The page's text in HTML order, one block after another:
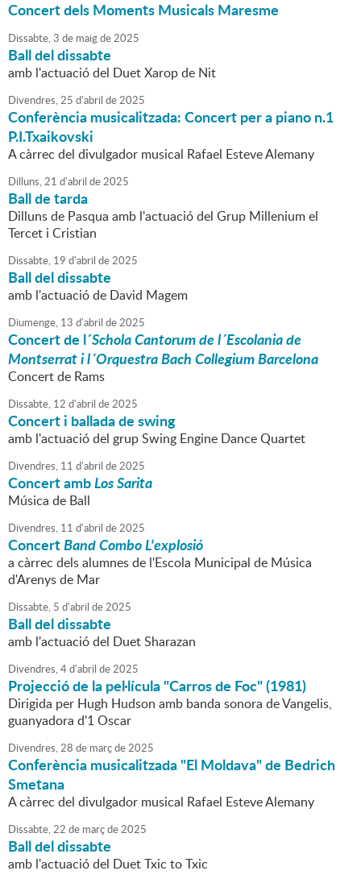
Concert dels Moments Musicals Maresme
Dissabte,3 de maigde2025
Ball del dissabte
amb l'actuació del Duet Xarop de Nit
Divendres,25 d'abril de2025
Conferència musicalitzada: Concert per a piano n.1
P.I.Txaikovski
A càrrec del divulgador musical Rafael Esteve Alemany
Dilluns,21 d'abril de2025
Ball de tarda
Dilluns de Pasqua amb l'actuació del Grup Millenium el
Tercet i Cristian
Dissabte, 19 d'abril de2025
Ball del dissabte
amb l'actuació de David Magem
Diumenge, 13 d'abril de2025
Concert de l´Schola Cantorum de l´Escolania de
Montserrat i l´Orquestra Bach Collegium Barcelona
Concert de Rams
Dissabte, 12 d'abril de2025
Concert i ballada de swing
amb l'actuació del grup Swing Engine Dance Quartet
Divendres, 11 d'abril de2025
Concert ambLos Sarita
Música de Ball
Divendres, 11 d'abril de2025
ConcertBand Combo L'explosió
a càrrec dels alumnes de l'Escola Municipal de Música
d'Arenys de Mar
Dissabte, 5 d'abril de2025
Ball del dissabte
amb l'actuació del Duet Sharazan
Divendres,4d'abril de2025
Projecció de la pel·lícula "Carros de Foc" (1981)
Dirigida per Hugh Hudson amb banda sonora de Vangelis,
guanyadora d'1 Oscar
Divendres,28 de marçde2025
Conferència musicalitzada "El Moldava" de Bedrich
Smetana
A càrrec del divulgador musical Rafael Esteve Alemany
Dissabte,22 de marçde2025
Ball del dissabte
amb l'actuació del Duet Txic to Txic